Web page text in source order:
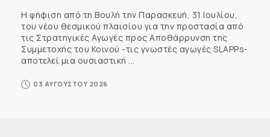
Η ψήφιση από τη Βουλή την Παρασκευή, 31 Ιουλίου,
του νέου θεσμικού πλαισίου για την προστασία από
τις Στρατηγικές Αγωγές προς Αποθάρρυνση της
Συμμετοχής του Κοινού -τις γνωστές αγωγές SLAPPs-
αποτελεί μια ουσιαστική ...
03 ΑΥΓΟΥΣΤΟΥ 2026